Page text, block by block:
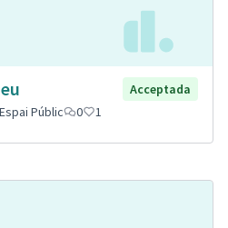
Acceptada
Espai Públic 0 1